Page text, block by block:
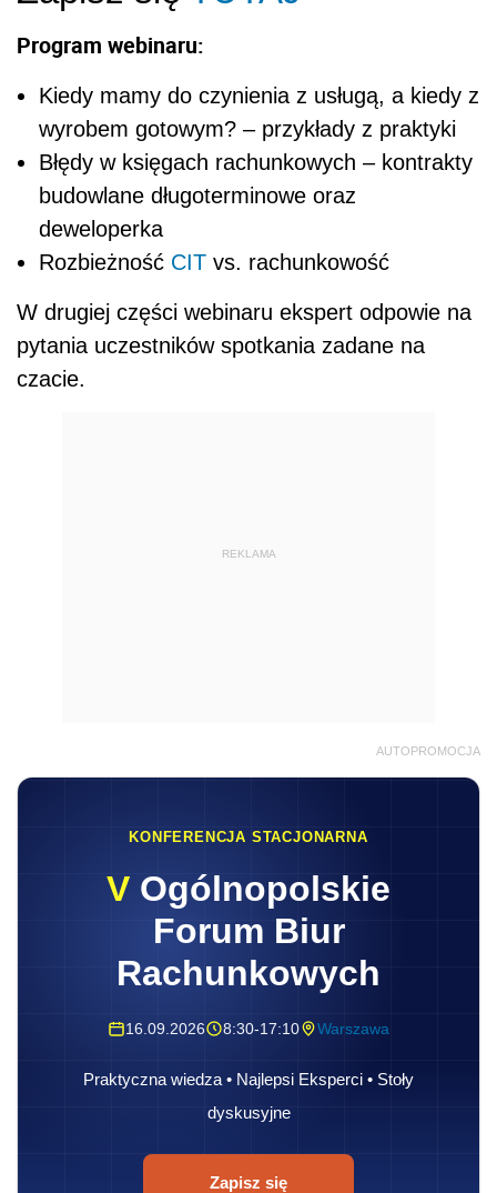
Program webinaru:
Kiedy mamy do czynienia z usługą, a kiedy z
wyrobem gotowym? – przykłady z praktyki
Błędy w księgach rachunkowych – kontrakty
budowlane długoterminowe oraz
deweloperka
Rozbieżność CIT vs. rachunkowość
W drugiej części webinaru ekspert odpowie na
pytania uczestników spotkania zadane na
czacie.
REKLAMA
AUTOPROMOCJA
KONFERENCJA STACJONARNA
V Ogólnopolskie
Forum Biur
Rachunkowych
16.09.2026 8:30-17:10 Warszawa
Praktyczna wiedza • Najlepsi Eksperci • Stoły
dyskusyjne
Zapisz się